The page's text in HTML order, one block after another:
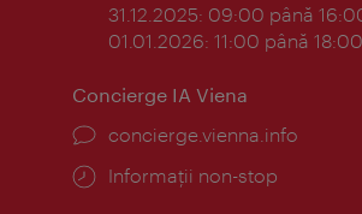
31.12.2025: 09:00 până
01.01.2026: 11:00 până 18:00
Concierge IA Viena
concierge.vienna.info
Informații non-stop